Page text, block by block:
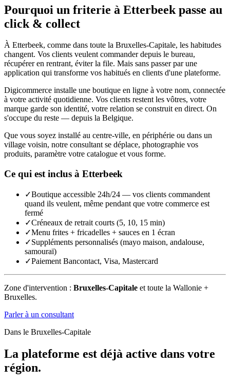
Pourquoi un friterie à Etterbeek passe au
click & collect
À Etterbeek, comme dans toute la Bruxelles-Capitale, les habitudes
changent. Vos clients veulent commander depuis le bureau,
récupérer en rentrant, éviter la file. Mais sans passer par une
application qui transforme vos habitués en clients d'une plateforme.
Digicommerce installe une boutique en ligne à votre nom, connectée
à votre activité quotidienne. Vos clients restent les vôtres, votre
marque garde son identité, votre relation se construit en direct. On
s'occupe du reste — depuis la Belgique.
Que vous soyez installé au centre-ville, en périphérie ou dans un
village voisin, notre consultant se déplace, photographie vos
produits, paramètre votre catalogue et vous forme.
Ce qui est inclus à Etterbeek
✓Boutique accessible 24h/24 — vos clients commandent
quand ils veulent, même pendant que votre commerce est
fermé
✓Créneaux de retrait courts (5, 10, 15 min)
✓Menu frites + fricadelles + sauces en 1 écran
✓Suppléments personnalisés (mayo maison, andalouse,
samouraï)
✓Paiement Bancontact, Visa, Mastercard
Zone d'intervention : Bruxelles-Capitale et toute la Wallonie +
Bruxelles.
Parler à un consultant
Dans le Bruxelles-Capitale
La plateforme est déjà active dans votre
région.